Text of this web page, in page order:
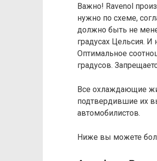
Важно! Ravenol
нужно по схеме,
должно быть не
градусах Цельсия. И
Оптимальное
градусов.
Все охлаждающие
подтвердившие их
автомобилистов.
Ниже вы можете